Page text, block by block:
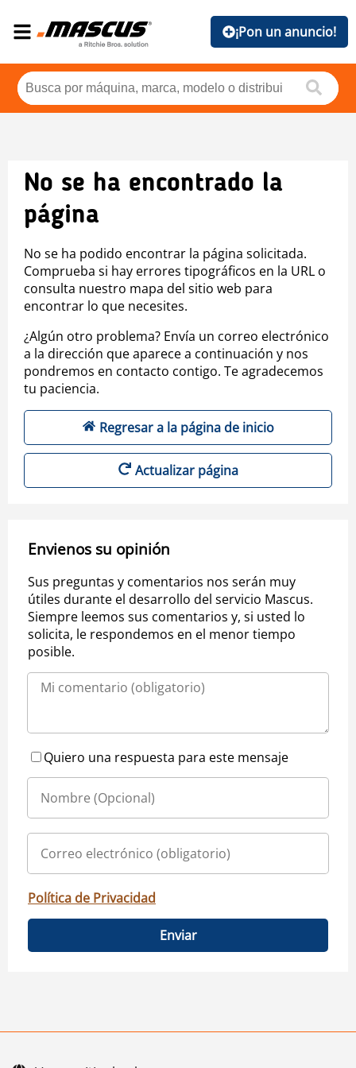
¡Pon un anuncio!
No se ha encontrado la
página
No se ha podido encontrar la página solicitada.
Comprueba si hay errores tipográficos en la URL o
consulta nuestro mapa del sitio web para
encontrar lo que necesites.
¿Algún otro problema? Envía un correo electrónico
a la dirección que aparece a continuación y nos
pondremos en contacto contigo. Te agradecemos
tu paciencia.
Regresar a la página de inicio
Actualizar página
Envienos su opinión
Sus preguntas y comentarios nos serán muy
útiles durante el desarrollo del servicio Mascus.
Siempre leemos sus comentarios y, si usted lo
solicita, le respondemos en el menor tiempo
posible.
Quiero una respuesta para este mensaje
Política de Privacidad
Enviar